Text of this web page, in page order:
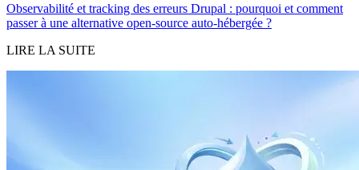
Observabilité et tracking des erreurs Drupal : pourquoi et comment
passer à une alternative open-source auto-hébergée ?
LIRE LA SUITE